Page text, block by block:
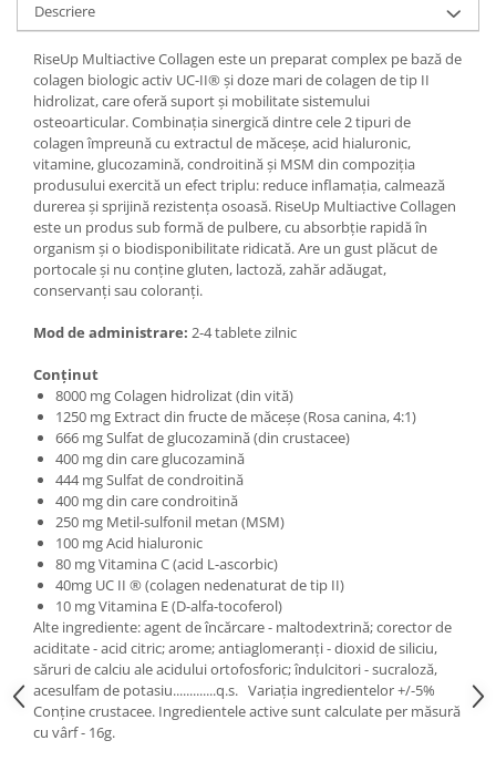
Descriere
RiseUp Multiactive Collagen este un preparat complex pe bază de
colagen biologic activ UC-II® şi doze mari de colagen de tip II
hidrolizat, care oferă suport şi mobilitate sistemului
osteoarticular. Combinaţia sinergică dintre cele 2 tipuri de
colagen împreună cu extractul de măceşe, acid hialuronic,
vitamine, glucozamină, condroitină şi MSM din compoziţia
produsului exercită un efect triplu: reduce inflamaţia, calmează
durerea şi sprijină rezistenţa osoasă. RiseUp Multiactive Collagen
este un produs sub formă de pulbere, cu absorbţie rapidă în
organism şi o biodisponibilitate ridicată. Are un gust plăcut de
portocale şi nu conține gluten, lactoză, zahăr adăugat,
conservanți sau coloranți.
Mod de administrare: 2-4 tablete zilnic
Conţinut
8000 mg Colagen hidrolizat (din vită)
1250 mg Extract din fructe de măceșe (Rosa canina, 4:1)
666 mg Sulfat de glucozamină (din crustacee)
400 mg din care glucozamină
444 mg Sulfat de condroitină
400 mg din care condroitină
250 mg Metil-sulfonil metan (MSM)
100 mg Acid hialuronic
80 mg Vitamina C (acid L-ascorbic)
40mg UC II ® (colagen nedenaturat de tip II)
10 mg Vitamina E (D-alfa-tocoferol)
Alte ingrediente: agent de încărcare - maltodextrină; corector de
aciditate - acid citric; arome; antiaglomeranţi - dioxid de siliciu,
săruri de calciu ale acidului ortofosforic; îndulcitori - sucraloză,
acesulfam de potasiu.............q.s. Variaţia ingredientelor +/-5%
Conţine crustacee. Ingredientele active sunt calculate per măsură
cu vârf - 16g.